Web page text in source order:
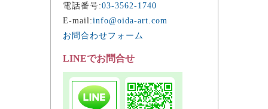
電話番号:03-3562-1740
E-mail:info@oida-art.com
お問合わせフォーム
LINEでお問合せ